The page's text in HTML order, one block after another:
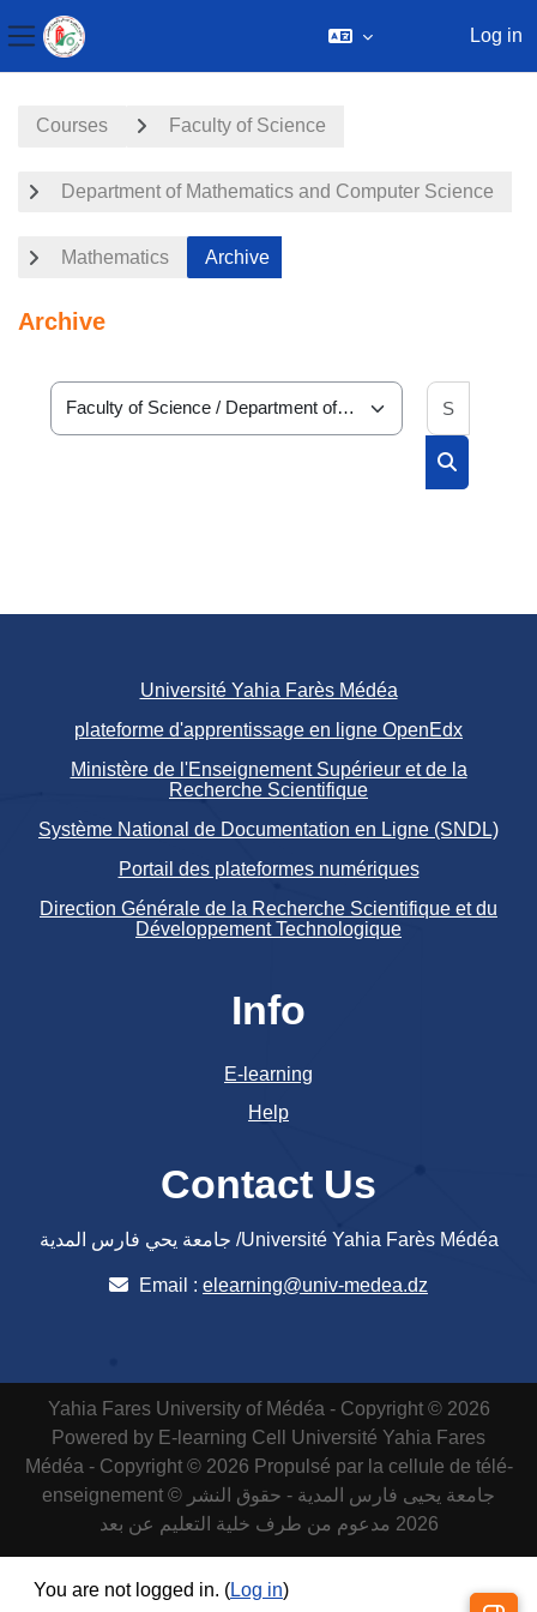
Side panel
Log in
Courses Faculty of Science
Department of Mathematics and Computer Science
Mathematics Archive
Archive
Course categories
Université Yahia Farès Médéa
plateforme d'apprentissage en ligne OpenEdx
Ministère de l'Enseignement Supérieur et de la
Recherche Scientifique
Système National de Documentation en Ligne (SNDL)
Portail des plateformes numériques
Direction Générale de la Recherche Scientifique et du
Développement Technologique
Info
E-learning
Help
Contact Us
جامعة يحي فارس المدية /Université Yahia Farès Médéa
Email : elearning@univ-medea.dz
Yahia Fares University of Médéa - Copyright © 2026
Powered by E-learning Cell
Université Yahia Fares
Médéa - Copyright © 2026 Propulsé par la cellule de télé-
enseignement جامعة يحيى فارس المدية - حقوق النشر ©
2026 مدعوم من طرف خلية التعليم عن بعد
You are not logged in. (Log in)